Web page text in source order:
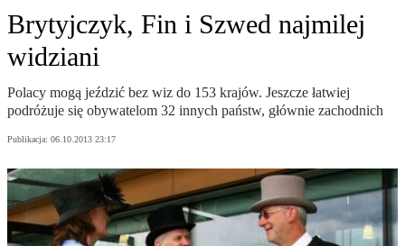
Brytyjczyk, Fin i Szwed najmilej
widziani
Polacy mogą jeździć bez wiz do 153 krajów. Jeszcze łatwiej
podróżuje się obywatelom 32 innych państw, głównie zachodnich
Publikacja: 06.10.2013 23:17